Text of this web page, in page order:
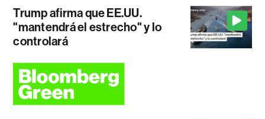
Trump afirma que EE.UU.
"mantendrá el estrecho" y lo
controlará